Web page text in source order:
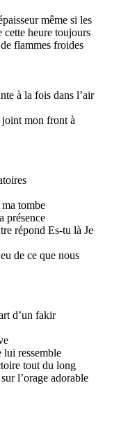
même si les
cette heure toujours
flammes froides
à la fois dans l’air
mon front à
tombe
présence
répond Es-tu là Je
de ce que nous
d’un fakir
lui ressemble
tout du long
l’orage adorable